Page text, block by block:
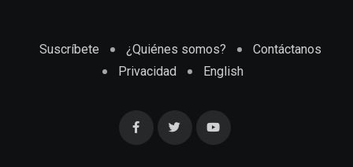
Suscríbete ¿Quiénes somos?
Contáctanos
Privacidad
English